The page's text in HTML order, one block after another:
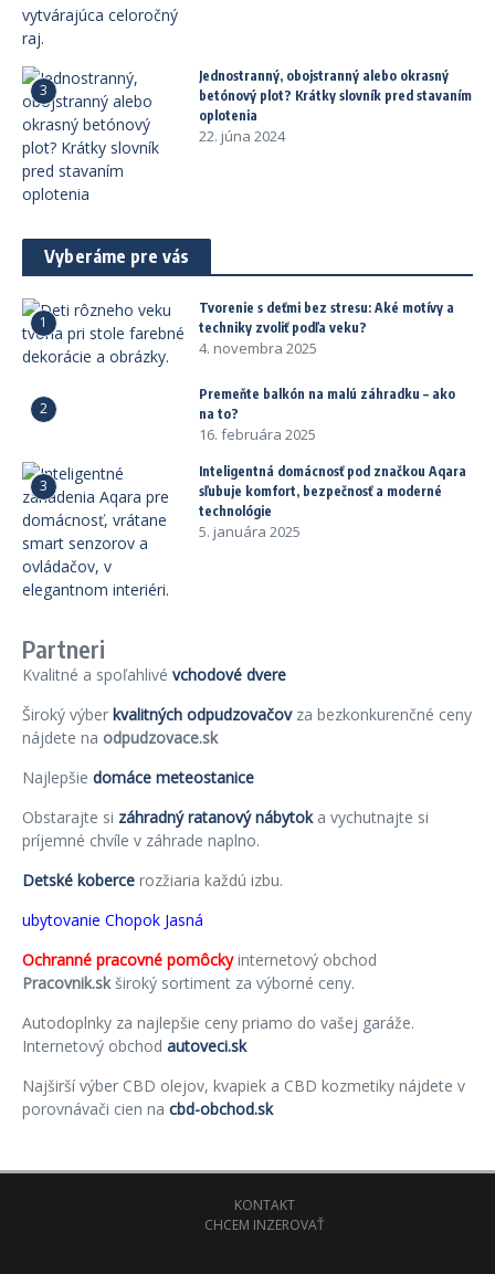
3
Jednostranný, obojstranný alebo okrasný
betónový plot? Krátky slovník pred stavaním
oplotenia
22. júna 2024
Vyberáme pre vás
1
Tvorenie s deťmi bez stresu: Aké motívy a
techniky zvoliť podľa veku?
4. novembra 2025
2
Premeňte balkón na malú záhradku – ako
na to?
16. februára 2025
3
Inteligentná domácnosť pod značkou Aqara
sľubuje komfort, bezpečnosť a moderné
technológie
5. januára 2025
Partneri
Kvalitné a spoľahlivé vchodové dvere
Široký výber kvalitných odpudzovačovza bezkonkurenčné ceny
nájdete na odpudzovace.sk
Najlepšie domáce meteostanice
Obstarajte si záhradný ratanový nábytoka vychutnajte si
príjemné chvíle v záhrade naplno.
Detské koberce rozžiaria každú izbu.
ubytovanie Chopok Jasná
Ochranné pracovné pomôckyinternetový obchod
Pracovnik.skširoký sortiment za výborné ceny.
Autodoplnky za najlepšie ceny priamo do vašej garáže.
Internetový obchod autoveci.sk
Najširší výber CBD olejov, kvapiek a CBD kozmetiky nájdete v
porovnávači cien na cbd-obchod.sk
KONTAKT
CHCEM INZEROVAŤ